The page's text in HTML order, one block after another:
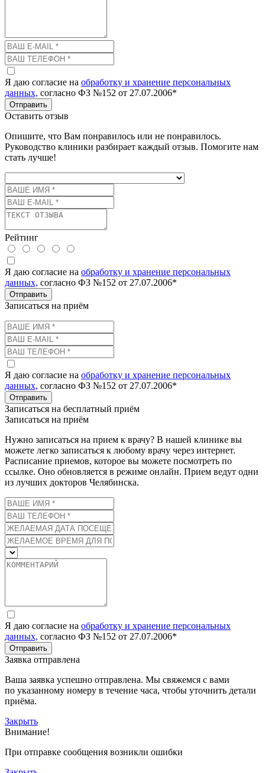
Я даю согласие на обработку и хранение персональных
данных, согласно ФЗ №152 от 27.07.2006*
Отправить
Оставить отзыв
Опишите, что Вам понравилось или не понравилось.
Руководство клиники разбирает каждый отзыв. Помогите нам
стать лучше!
Рейтинг
Я даю согласие на обработку и хранение персональных
данных, согласно ФЗ №152 от 27.07.2006*
Отправить
Записаться на приём
Я даю согласие на обработку и хранение персональных
данных, согласно ФЗ №152 от 27.07.2006*
Отправить
Записаться на бесплатный приём
Записаться на приём
Нужно записаться на прием к врачу? В нашей клинике вы
можете легко записаться к любому врачу через интернет.
Расписание приемов, которое вы можете посмотреть по
ссылке. Оно обновляется в режиме онлайн. Прием ведут одни
из лучших докторов Челябинска.
Я даю согласие на обработку и хранение персональных
данных, согласно ФЗ №152 от 27.07.2006*
Отправить
Заявка отправлена
Ваша заявка успешно отправлена. Мы свяжемся с вами
по указанному номеру в течение часа, чтобы уточнить детали
приёма.
Закрыть
Внимание!
При отправке сообщения возникли ошибки